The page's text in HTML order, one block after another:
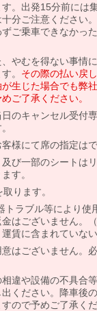
。出発15分前には
分ご注意ください。
ご乗車できなかっ
やむを得ない事情
。 その際の払い戻
生じた場合でも弊
ご了承ください。
のキャンセル受付
様にて席の指定はで
び一部のシートは
す。
ります。
トラブル等により使
はございません。
賃に含まれていない
はございません。
違や設備の不具合
ください。降車後
ので予めご了承くだ